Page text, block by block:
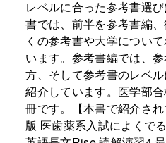
レベルに合った参考書選
書では、前半を参考書編
くの参考書や大学につい
います。参考書編では、
方、そして参考書のレベ
紹介しています。医学部
冊です。【本書で紹介さ
版 医歯薬系入試によくで